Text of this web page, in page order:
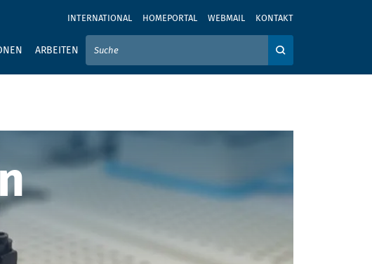
INTERNATIONAL HOMEPORTAL WEBMAIL KONTAKT
ARBEITEN
GEBEN SIE HIER IHREN SUCHBEGRIFF EIN